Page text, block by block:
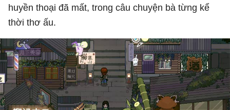
huyền thoại đã mất, trong câu chuyện bà từng kể
thời thơ ấu.